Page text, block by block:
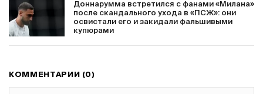
Доннарумма встретился с фанами «Милана»
после скандального ухода в «ПСЖ»: они
освистали его и закидали фальшивыми
купюрами
КОММЕНТАРИИ (0)